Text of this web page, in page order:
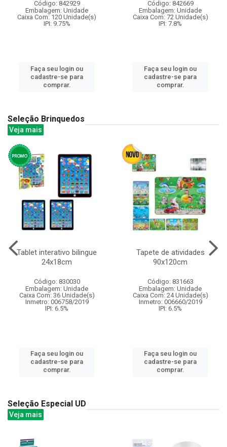
Código: 842929
Embalagem: Unidade
Caixa Com: 120 Unidade(s)
IPI: 9.75%
Faça seu login ou
cadastre-se para
comprar.
Código: 842669
Embalagem: Unidade
Caixa Com: 72 Unidade(s)
IPI: 7.8%
Faça seu login ou
cadastre-se para
comprar.
Seleção Brinquedos
Veja mais
Tablet interativo bilingue
24x18cm
Código: 830030
Embalagem: Unidade
Caixa Com: 36 Unidade(s)
Inmetro: 006758/2019
IPI: 6.5%
Faça seu login ou
cadastre-se para
comprar.
Tapete de atividades
90x120cm
Código: 831663
Embalagem: Unidade
Caixa Com: 24 Unidade(s)
Inmetro: 006660/2019
IPI: 6.5%
Faça seu login ou
cadastre-se para
comprar.
Seleção Especial UD
Veja mais